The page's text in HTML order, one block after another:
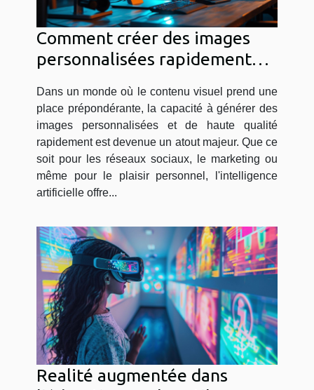
Comment créer des images
personnalisées rapidement
Dans un monde où le contenu visuel prend une
place prépondérante, la capacité à générer des
images personnalisées et de haute qualité
rapidement est devenue un atout majeur. Que ce
soit pour les réseaux sociaux, le marketing ou
même pour le plaisir personnel, l'intelligence
artificielle offre...
Realité augmentée dans